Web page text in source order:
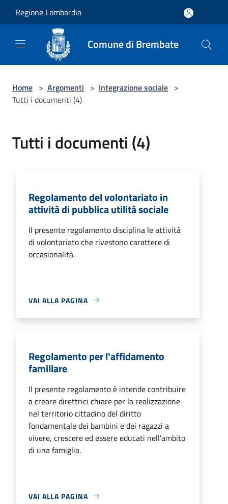
Regione Lombardia
Comune di Brembate
Home > Argomenti > Integrazione sociale >
Tutti i documenti (4)
Tutti i documenti (4)
Regolamento del volontariato in
attività di pubblica utilità sociale
Il presente regolamento disciplina le attività
di volontariato che rivestono carattere di
occasionalità.
VAI ALLA PAGINA
Regolamento per l'affidamento
familiare
Il presente regolamento è intende contribuire
a creare direttrici chiare per la realizzazione
nel territorio cittadino del diritto
fondamentale dei bambini e dei ragazzi a
vivere, crescere ed essere educati nell’ambito
di una famiglia.
VAI ALLA PAGINA